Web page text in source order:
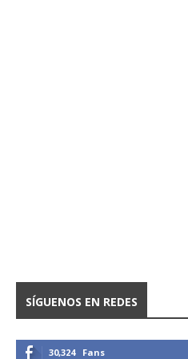
SÍGUENOS EN REDES
30,324 Fans